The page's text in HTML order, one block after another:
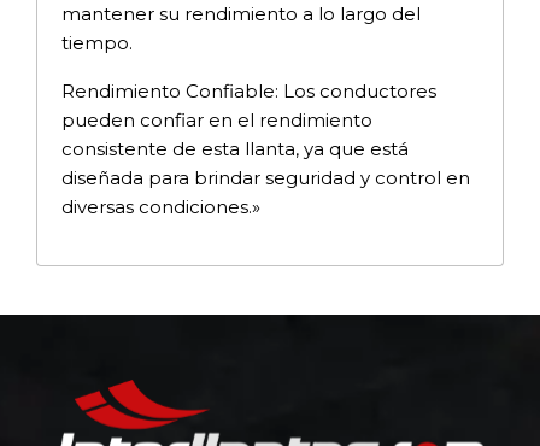
mantener su rendimiento a lo largo del
tiempo.
Rendimiento Confiable: Los conductores
pueden confiar en el rendimiento
consistente de esta llanta, ya que está
diseñada para brindar seguridad y control en
diversas condiciones.»